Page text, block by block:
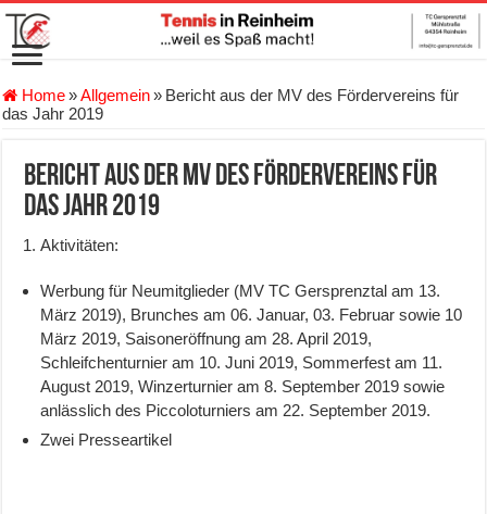
Home»Allgemein» Bericht aus der MV des Fördervereins für
das Jahr 2019
Bericht aus der MV des Fördervereins für
das Jahr 2019
Aktivitäten:
Werbung für Neumitglieder (MV TC Gersprenztal am 13.
März 2019), Brunches am 06. Januar, 03. Februar sowie 10
März 2019, Saisoneröffnung am 28. April 2019,
Schleifchenturnier am 10. Juni 2019, Sommerfest am 11.
August 2019, Winzerturnier am 8. September 2019 sowie
anlässlich des Piccoloturniers am 22. September 2019.
Zwei Presseartikel